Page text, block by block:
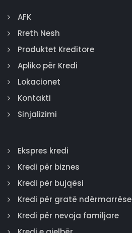
AFK
Rreth Nesh
Produktet Kreditore
Apliko për Kredi
Lokacionet
Kontakti
Sinjalizimi
Ekspres kredi
Kredi për biznes
Kredi për bujqësi
Kredi për gratë ndërmarrëse
Kredi për nevoja familjare